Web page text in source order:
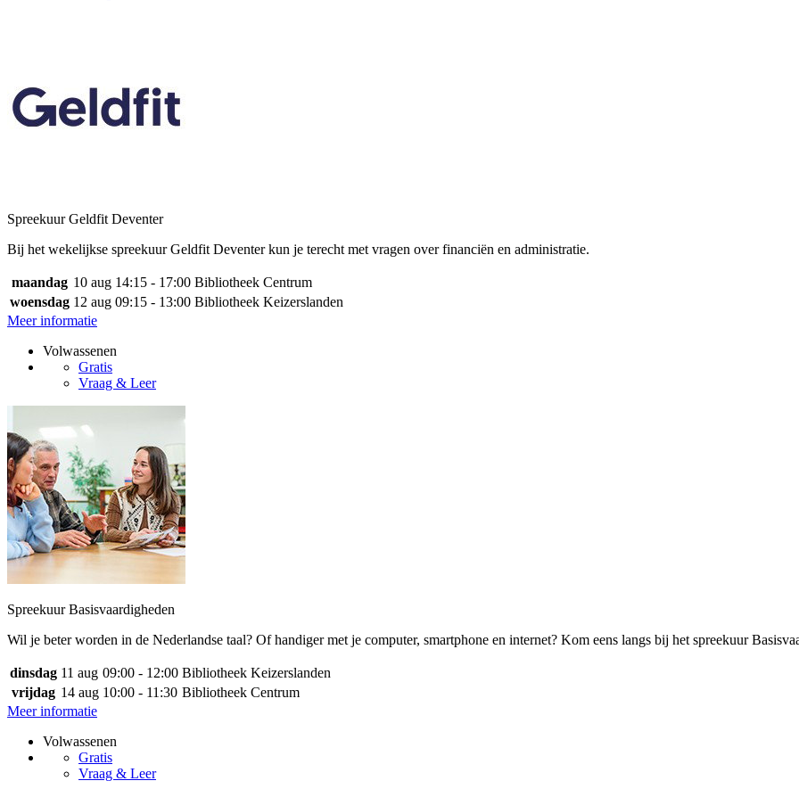
Spreekuur Geldfit Deventer
Bij het wekelijkse spreekuur Geldfit Deventer kun je terecht met vragen over financiën en administratie.
maandag 10 aug 14:15 - 17:00 Bibliotheek Centrum
woensdag 12 aug 09:15 - 13:00 Bibliotheek Keizerslanden
Meer informatie
Volwassenen
Gratis
Vraag & Leer
Spreekuur Basisvaardigheden
Wil je beter worden in de Nederlandse taal? Of handiger met je computer, smartphone en internet? Kom eens langs bij het spreekuur
dinsdag 11 aug 09:00 - 12:00 Bibliotheek Keizerslanden
vrijdag 14 aug 10:00 - 11:30 Bibliotheek Centrum
Meer informatie
Volwassenen
Gratis
Vraag & Leer